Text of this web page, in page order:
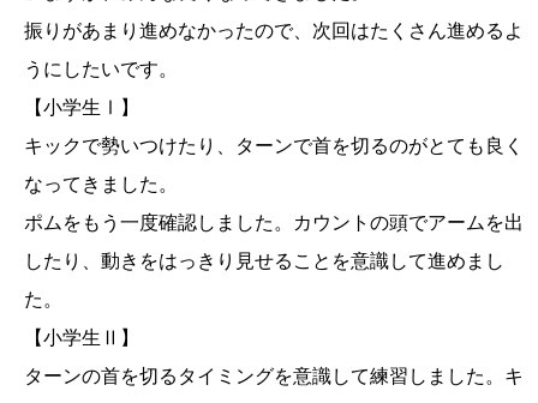
振りがあまり進めなかったので、次回はたくさん進めるよ
うにしたいです。
【小学生Ⅰ】
キックで勢いつけたり、ターンで首を切るのがとても良く
なってきました。
ポムをもう一度確認しました。カウントの頭でアームを出
したり、動きをはっきり見せることを意識して進めまし
た。
【小学生Ⅱ】
ターンの首を切るタイミングを意識して練習しました。キ